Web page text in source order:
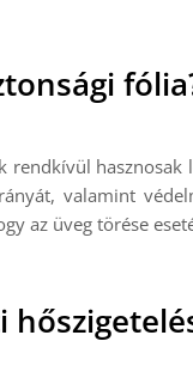
rendkívül
valamint
az üveg törése